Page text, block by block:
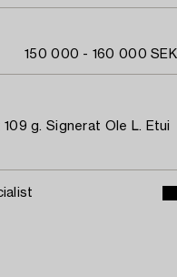
150 000 - 160 000 SEK
g. Signerat Ole L. Etui